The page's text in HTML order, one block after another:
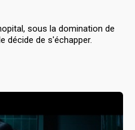
sous la domination de
décide de s'échapper.